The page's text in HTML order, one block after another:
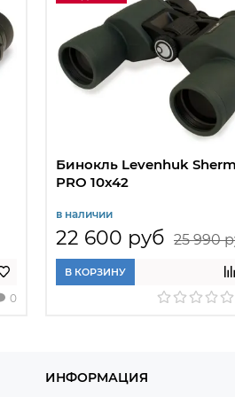
0
Бинокль Levenhuk
PRO 10x42
в наличии
22 600 руб 25 990
В КОРЗИНУ
ИНФОРМАЦИЯ